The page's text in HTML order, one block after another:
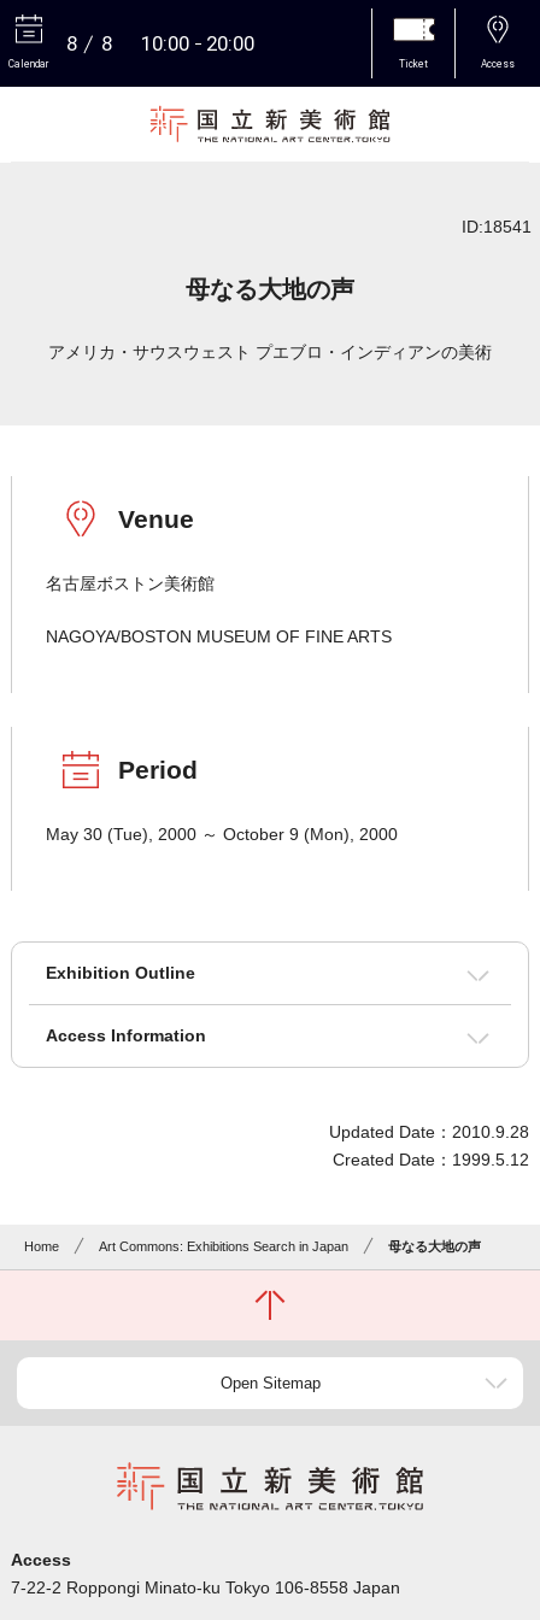
Calendar
8 8 10:00 20:00
Ticket Access
ID:18541
母なる大地の声
アメリカ・サウスウェスト プエブロ・インディアンの美術
Venue
名古屋ボストン美術館
NAGOYA/BOSTON MUSEUM OF FINE ARTS
Period
May 30 (Tue), 2000 ～ October 9 (Mon), 2000
Exhibition Outline
Access Information
Updated Date：2010.9.28
Created Date：1999.5.12
Home Art Commons: Exhibitions Search in Japan 母なる大地の声
Open Sitemap
Access
7-22-2 Roppongi Minato-ku Tokyo 106-8558 Japan